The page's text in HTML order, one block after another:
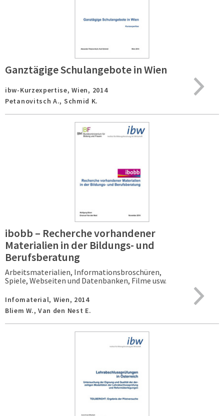
Ganztägige Schulangebote in Wien
ibw-Kurzexpertise,Wien, 2014
Petanovitsch A., Schmid K.
ibobb – Recherche vorhandener
Materialien in der Bildungs- und
Berufsberatung
Arbeitsmaterialien, Informationsbroschüren,
Spiele, Webseiten und Datenbanken, Filme usw.
Infomaterial, Wien, 2014
Bliem W., Van den Nest E.